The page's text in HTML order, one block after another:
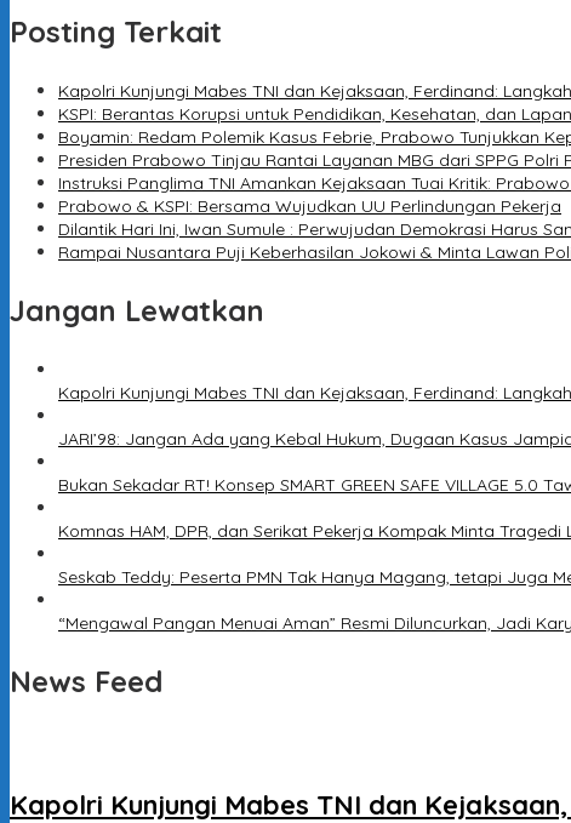
Posting Terkait
Kapolri Kunjungi Mabes TNI dan Kejaksaan, Ferdinand:
KSPI: Berantas Korupsi untuk Pendidikan, Kesehatan, dan
Boyamin: Redam Polemik Kasus Febrie, Prabowo Tunjukkan
Presiden Prabowo Tinjau Rantai Layanan MBG dari SPPG Polri
Instruksi Panglima TNI Amankan Kejaksaan Tuai Kritik:
Prabowo & KSPI: Bersama Wujudkan UU Perlindungan Pekerja
Dilantik Hari Ini, Iwan Sumule : Perwujudan Demokrasi Harus
Rampai Nusantara Puji Keberhasilan Jokowi & Minta Lawan
Jangan Lewatkan
Kapolri Kunjungi Mabes TNI dan Kejaksaan, Ferdinand:
JARI’98: Jangan Ada yang Kebal Hukum, Dugaan Kasus
Bukan Sekadar RT! Konsep SMART GREEN SAFE VILLAGE 5.0
Komnas HAM, DPR, dan Serikat Pekerja Kompak Minta Tragedi
Seskab Teddy: Peserta PMN Tak Hanya Magang, tetapi Juga
“Mengawal Pangan Menuai Aman” Resmi Diluncurkan, Jadi
News Feed
Kapolri Kunjungi Mabes TNI dan